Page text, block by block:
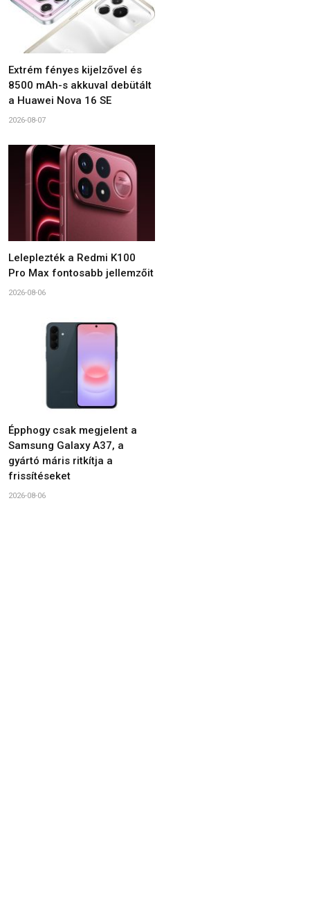
Extrém fényes kijelzővel és
8500 mAh-s akkuval debütált
a Huawei Nova 16 SE
2026-08-07
Leleplezték a Redmi K100
Pro Max fontosabb jellemzőit
2026-08-06
Épphogy csak megjelent a
Samsung Galaxy A37, a
gyártó máris ritkítja a
frissítéseket
2026-08-06